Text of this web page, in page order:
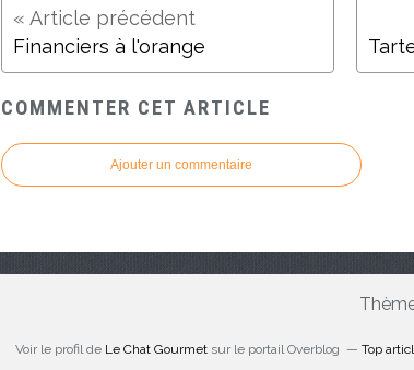
Financiers à l'orange
COMMENTER CET ARTICLE
Ajouter un commentaire
Voir le profil de Le Chat Gourmetsur le portail Overblog Top